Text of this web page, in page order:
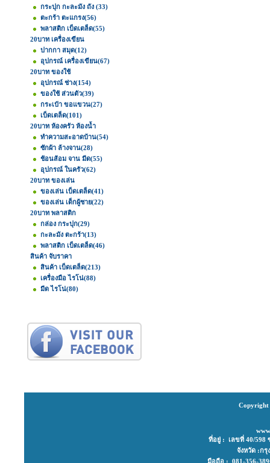
กระปุก กะละมัง ถัง (33)
ตะกร้า ตะแกรง(56)
พลาสติก เบ็ดเตล็ด(55)
20บาท เครื่องเขียน
ปากกา สมุด(12)
อุปกรณ์ เครื่องเขียน(67)
20บาท ของใช้
อุปกรณ์ ช่าง(154)
ของใช้ ส่วนตัว(39)
กระเป๋า ขอแขวน(27)
เบ็ดเตล็ด(101)
20บาท ห้องครัว ห้องน้ำ
ทำความสะอาดบ้าน(54)
ซักผ้า ล้างจาน(28)
ช้อนส้อม จาน มีด(55)
อุปกรณ์ ในครัว(62)
20บาท ของเล่น
ของเล่น เบ็ดเตล็ด(41)
ของเล่น เด็กผู้ชาย(22)
20บาท พลาสติก
กล่อง กระปุก(29)
กะละมัง ตะกร้า(13)
พลาสติก เบ็ดเตล็ด(46)
สินค้า จับราคา
สินค้า เบ็ดเตล็ด(213)
เครื่องมือ ไรโน่(88)
มีด ไรโน่(80)
Copyright
ที่อยู่ : เลขที่ 40/598
จังหวัด :ก
มือถือ : 081-356-